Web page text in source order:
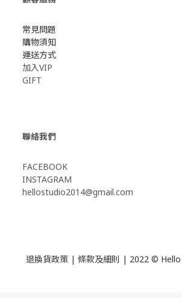
常見問題
購物須知
運送方式
加入VIP
GIFT
聯絡我們
FACEBOOK
INSTAGRAM
hellostudio2014@gmail.com
退換貨政策| 條款及細則 | 2022 © Hello